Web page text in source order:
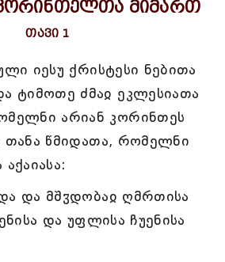
მიმართ
თავი 1
იესუ ქრისტესი ნებითა
ტიმოთე ძმაჲ ეკლესიათა
არიან კორინთეს
თანა წმიდათა, რომელნი
და მშჳდობაჲ ღმრთისა
და უფლისა ჩუენისა